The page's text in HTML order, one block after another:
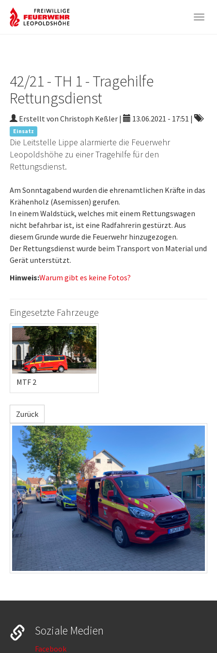
42/21 - TH 1 - Tragehilfe
Rettungsdienst
Erstellt von Christoph Keßler | 13.06.2021 - 17:51 |
Einsatz
Die Leitstelle Lippe alarmierte die Feuerwehr
Leopoldshöhe zu einer Tragehilfe für den
Rettungsdienst.
Am Sonntagabend wurden die ehrenamtlichen Kräfte in das
Krähenholz (Asemissen) gerufen.
In einem Waldstück, welches mit einem Rettungswagen
nicht befahrbar ist, ist eine Radfahrerin gestürzt. Aus
diesem Grunde wurde die Feuerwehr hinzugezogen.
Der Rettungsdienst wurde beim Transport von Material und
Gerät unterstützt.
Hinweis:Warum gibt es keine Fotos?
Eingesetzte Fahrzeuge
MTF 2
Zurück
Soziale Medien
Facebook